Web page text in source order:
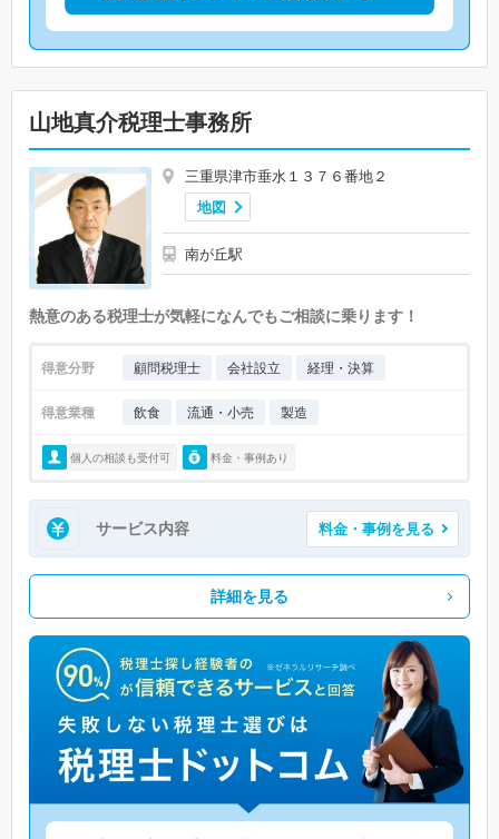
山地真介税理士事務所
三重県津市垂水１３７６番地２
地図
南が丘駅
熱意のある税理士が気軽になんでもご相談に乗ります！
得意分野 顧問税理士 会社設立 経理・決算
得意業種 飲食 流通・小売 製造
個人の相談も受付可 料金・事例あり
サービス内容 料金・事例を見る
詳細を見る